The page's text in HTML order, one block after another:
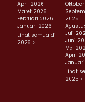
April 2026
Maret 2026
Februari 2026
Januari 2026
Lihat semua di
2026 >
2025
Juli
Juni
Mei
April
Lihat
2025 >